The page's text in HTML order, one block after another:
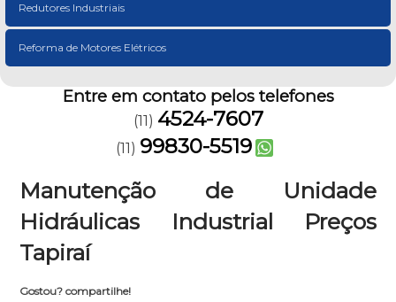
Redutores Industriais
Reforma de Motores Elétricos
Entre em contato pelos telefones
(11) 4524-7607
(11) 99830-5519
Manutenção de Unidade
Hidráulicas Industrial Preços
Tapiraí
Gostou? compartilhe!